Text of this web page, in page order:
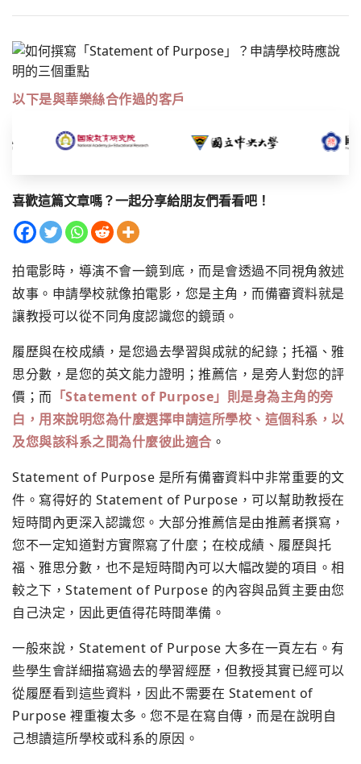
以下是與華樂絲合作過的客戶
喜歡這篇文章嗎？一起分享給朋友們看看吧！
拍電影時，導演不會一鏡到底，而是會透過不同視角敘述
故事。申請學校就像拍電影，您是主角，而備審資料就是
讓教授可以從不同角度認識您的鏡頭。
履歷與在校成績，是您過去學習與成就的紀錄；托福、雅
思分數，是您的英文能力證明；推薦信，是旁人對您的評
價；而 「Statement of Purpose」則是身為主角的旁
白，用來說明您為什麼選擇申請這所學校、這個科系，以
及您與該科系之間為什麼彼此適合 。
Statement of Purpose 是所有備審資料中非常重要的文
件。寫得好的 Statement of Purpose，可以幫助教授在
短時間內更深入認識您。大部分推薦信是由推薦者撰寫，
您不一定知道對方實際寫了什麼；在校成績、履歷與托
福、雅思分數，也不是短時間內可以大幅改變的項目。相
較之下，Statement of Purpose 的內容與品質主要由您
自己決定，因此更值得花時間準備。
一般來說，Statement of Purpose 大多在一頁左右。有
些學生會詳細描寫過去的學習經歷，但教授其實已經可以
從履歷看到這些資料，因此不需要在 Statement of
Purpose 裡重複太多。您不是在寫自傳，而是在說明自
己想讀這所學校或科系的原因。